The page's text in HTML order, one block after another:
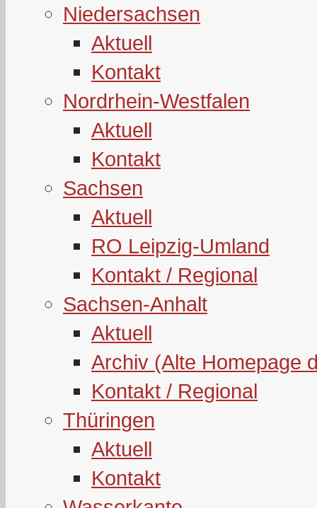
Niedersachsen
Aktuell
Kontakt
Nordrhein-Westfalen
Aktuell
Kontakt
Sachsen
Aktuell
RO Leipzig-Umland
Kontakt / Regional
Sachsen-Anhalt
Aktuell
Archiv (Alte Homepage
Kontakt / Regional
Thüringen
Aktuell
Kontakt